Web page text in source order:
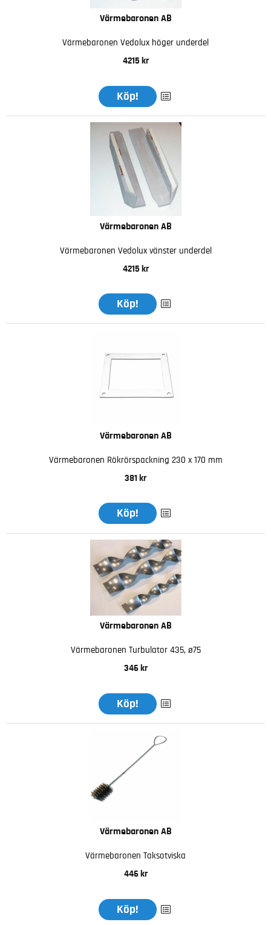
Värmebaronen AB
Värmebaronen Vedolux höger underdel
4215 kr
Köp!
Värmebaronen AB
Värmebaronen Vedolux vänster underdel
4215 kr
Köp!
Värmebaronen AB
Värmebaronen Rökrörspackning 230 x 170 mm
381 kr
Köp!
Värmebaronen AB
Värmebaronen Turbulator 435, ø75
346 kr
Köp!
Värmebaronen AB
Värmebaronen Taksotviska
446 kr
Köp!